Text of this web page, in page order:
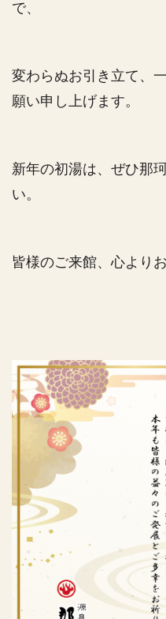
で、
変わらぬお引き立て、
願い申し上げます。
新年の初湯は、ぜひ那
い。
皆様のご来館、心より